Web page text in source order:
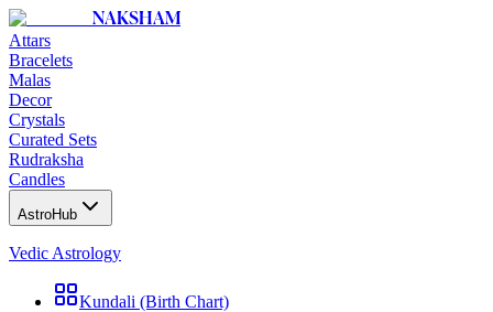
NAKSHAM
Attars
Bracelets
Malas
Decor
Crystals
Curated Sets
Rudraksha
Candles
AstroHub
Vedic Astrology
Kundali (Birth Chart)